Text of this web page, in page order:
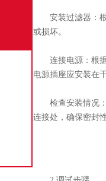
安装过滤器：根
或损坏。
连接电源：根据
电源插座应安装在
检查安装情况：
连接处，确保密封